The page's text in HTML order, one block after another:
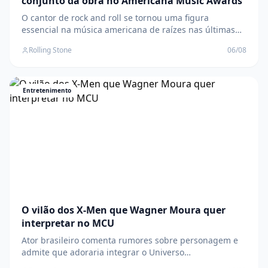
O cantor de rock and roll se tornou uma figura
essencial na música americana de raízes nas últimas
Krauss e T Bone Burnett O post Robert Plant receberá
Music Awards apareceu primeiro em Rolling Stone
Brasil
Rolling Stone 06/08
Entretenimento
O vilão dos X-Men que Wagner Moura quer
interpretar no MCU
Ator brasileiro comenta rumores sobre personagem e
admite que adoraria integrar o Universo